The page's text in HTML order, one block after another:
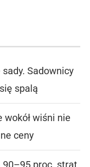
Sadownicy
spalą
wokół wiśni nie
ceny